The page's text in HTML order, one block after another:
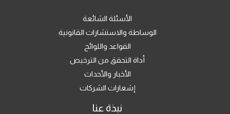
الأسئلة الشائعة
الوساطة والاستشارات القانونية
القواعد واللوائح
أداة التحقق من الترخيص
الأخبار والأحداث
إشعارات الشركات
نبذة عنا